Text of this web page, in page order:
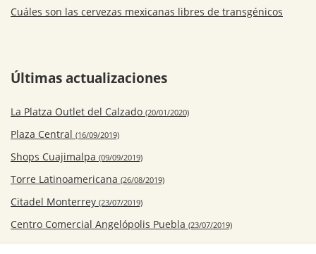
Cuáles son las cervezas mexicanas libres de transgénicos
Últimas actualizaciones
La Platza Outlet del Calzado (20/01/2020)
Plaza Central (16/09/2019)
Shops Cuajimalpa (09/09/2019)
Torre Latinoamericana (26/08/2019)
Citadel Monterrey (23/07/2019)
Centro Comercial Angelópolis Puebla (23/07/2019)